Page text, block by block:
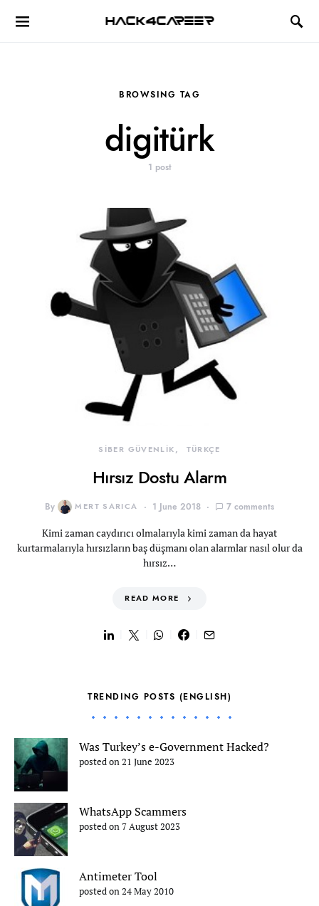
Hack4Career
BROWSING TAG
digitürk
1 post
SİBER GÜVENLİK TÜRKÇE
Hırsız Dostu Alarm
By MERT SARICA 1 June 2018 7 comments
Kimi zaman caydırıcı olmalarıyla kimi zaman da hayat
kurtarmalarıyla hırsızların baş düşmanı olan alarmlar nasıl olur da
hırsız…
READ MORE
TRENDING POSTS (ENGLISH)
Was Turkey’s e-Government Hacked?
posted on 21 June 2023
WhatsApp Scammers
posted on 7 August 2023
Antimeter Tool
posted on 24 May 2010